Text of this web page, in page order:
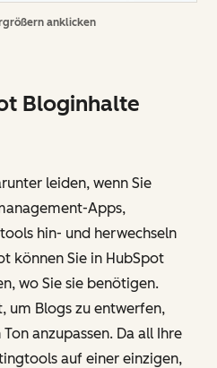
anklicken
Bloginhalte
leiden, wenn Sie
Apps,
hin- und herwechseln
können Sie in HubSpot
wo Sie sie benötigen.
um Blogs zu entwerfen,
anzupassen. Da all Ihre
auf einer einzigen,